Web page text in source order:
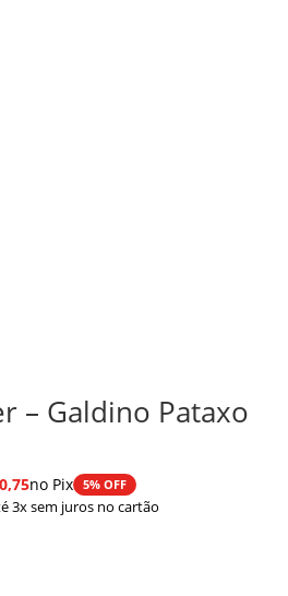
– Galdino Pataxo
no Pix 5% OFF
3x sem juros no cartão